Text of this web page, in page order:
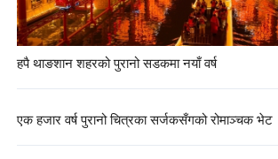
हपै थाङशान शहरको पुरानो सडकमा नयाँ वर्ष
एक हजार वर्ष पुरानो चित्रका सर्जकसँगको रोमाञ्चक भेट